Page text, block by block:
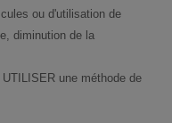
ou d'utilisation de
diminution de la
une méthode de